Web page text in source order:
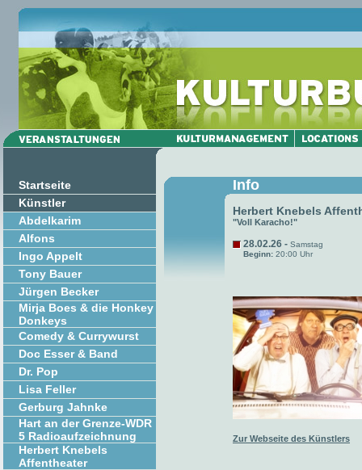
Startseite
Künstler
Abdelkarim
Alfons
Ingo Appelt
Tony Bauer
Jürgen Becker
Mirja Boes & die Honkey
Donkeys
Comedy & Currywurst
Doc Esser & Band
Dr. Pop
Lisa Feller
Gerburg Jahnke
Hart an der Grenze-WDR
5 Radioaufzeichnung
Herbert Knebels
Affentheater
Info
Herbert Knebels
"Voll Karacho!"
28.02.26 - Samstag
Beginn: 20:00 Uhr
Zur Webseite des Künstlers